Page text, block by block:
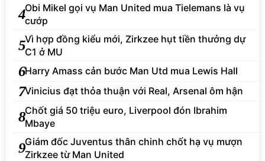
4Obi Mikel gọi vụ Man United mua Tielemans là vụ
cướp
5Vì hợp đồng kiểu mới, Zirkzee hụt tiền thưởng dự
C1 ở MU
6Harry Amass cản bước Man Utd mua Lewis Hall
7Vinicius đạt thỏa thuận với Real, Arsenal ôm hận
8Chốt giá 50 triệu euro, Liverpool đón Ibrahim
Mbaye
9Giám đốc Juventus thân chinh chốt hạ vụ mượn
Zirkzee từ Man United